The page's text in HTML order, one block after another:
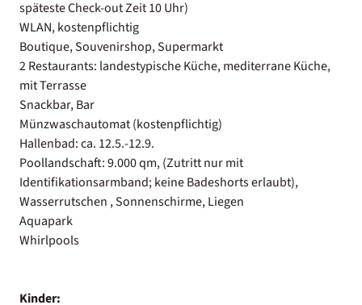
späteste Check-out Zeit 10 Uhr)
WLAN, kostenpflichtig
Boutique, Souvenirshop, Supermarkt
2 Restaurants: landestypische Küche, mediterrane Küche,
mit Terrasse
Snackbar, Bar
Münzwaschautomat (kostenpflichtig)
Hallenbad: ca. 12.5.-12.9.
Poollandschaft: 9.000 qm, (Zutritt nur mit
Identifikationsarmband; keine Badeshorts erlaubt),
Wasserrutschen , Sonnenschirme, Liegen
Aquapark
Whirlpools
Kinder: